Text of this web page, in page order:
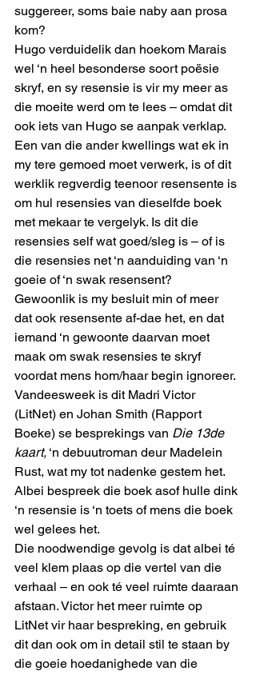
suggereer, soms baie naby aan prosa
kom?
Hugo verduidelik dan hoekom Marais
wel ‘n heel besonderse soort poësie
skryf, en sy resensie is vir my meer as
die moeite werd om te lees – omdat dit
ook iets van Hugo se aanpak verklap.
Een van die ander kwellings wat ek in
my tere gemoed moet verwerk, is of dit
werklik regverdig teenoor resensente is
om hul resensies van dieselfde boek
met mekaar te vergelyk. Is dit die
resensies self wat goed/sleg is – of is
die resensies net ‘n aanduiding van ‘n
goeie of ‘n swak resensent?
Gewoonlik is my besluit min of meer
dat ook resensente af-dae het, en dat
iemand ‘n gewoonte daarvan moet
maak om swak resensies te skryf
voordat mens hom/haar begin ignoreer.
Vandeesweek is dit Madri Victor
(LitNet) en Johan Smith (Rapport
Boeke) se besprekings van Die 13de
kaart, ‘n debuutroman deur Madelein
Rust, wat my tot nadenke gestem het.
Albei bespreek die boek asof hulle dink
‘n resensie is ‘n toets of mens die boek
wel gelees het.
Die noodwendige gevolg is dat albei té
veel klem plaas op die vertel van die
verhaal – en ook té veel ruimte daaraan
afstaan. Victor het meer ruimte op
LitNet vir haar bespreking, en gebruik
dit dan ook om in detail stil te staan by
die goeie hoedanighede van die